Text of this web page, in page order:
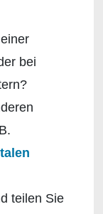
bei
teilen Sie